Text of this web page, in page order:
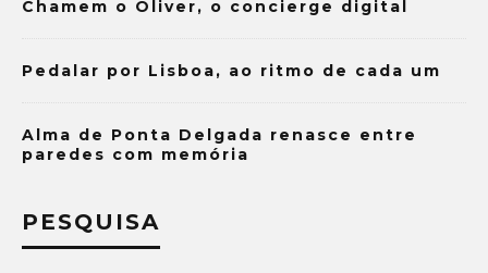
Chamem o Oliver, o concierge digital
Pedalar por Lisboa, ao ritmo de cada um
Alma de Ponta Delgada renasce entre
paredes com memória
PESQUISA